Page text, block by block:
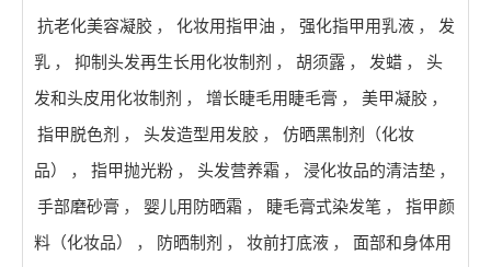
抗老化美容凝胶 ， 化妆用指甲油 ， 强化指甲用乳液 ，
发
乳 ， 抑制头发再生长用化妆制剂 ， 胡须露 ， 发蜡 ，
头
发和头皮用化妆制剂 ， 增长睫毛用睫毛膏 ， 美甲凝胶 ，
指甲脱色剂 ， 头发造型用发胶 ，
仿晒黑制剂（化妆
品）
， 指甲抛光粉 ， 头发营养霜 ， 浸化妆品的清洁垫 ，
手部磨砂膏 ， 婴儿用防晒霜 ， 睫毛膏式染发笔 ，
指甲颜
料（化妆品）
， 防晒制剂 ， 妆前打底液 ，
面部和身体用